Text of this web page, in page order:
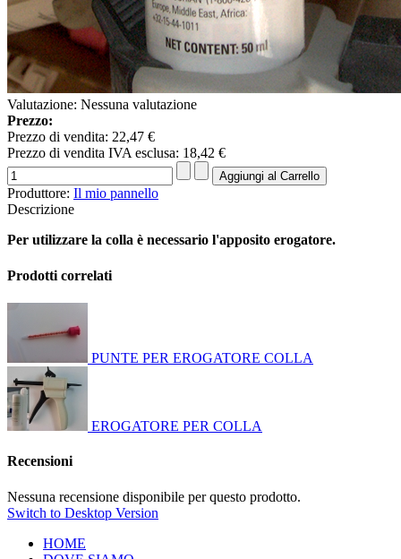
Valutazione: Nessuna valutazione
Prezzo:
Prezzo di vendita: 22,47 €
Prezzo di vendita IVA esclusa: 18,42 €
Produttore: Il mio pannello
Descrizione
Per utilizzare la colla è necessario l'apposito erogatore.
Prodotti correlati
PUNTE PER EROGATORE COLLA
EROGATORE PER COLLA
Recensioni
Nessuna recensione disponibile per questo prodotto.
Switch to Desktop Version
HOME